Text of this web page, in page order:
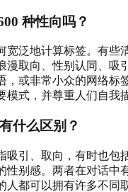
种性向吗？
宽泛地计算标签。有些
漫取向、性别认同、吸
，或非常小众的网络标
模式，并尊重人们自我
什么区别？
吸引、取向，有时也包
性别感。两者在对话中
人都可以拥有许多不同